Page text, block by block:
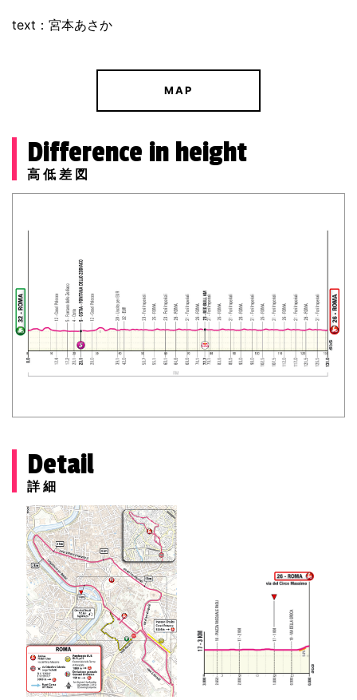
text：宮本あさか
MAP
Difference in height
高低差図
Detail
詳細